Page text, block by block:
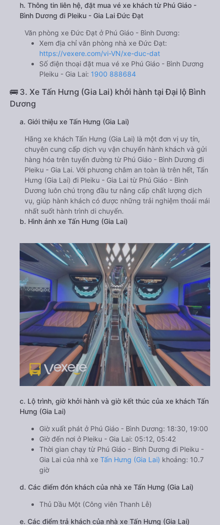
h. Thông tin liên hệ, đặt mua vé xe khách từ Phú Giáo -
Bình Dương đi Pleiku - Gia Lai Đức Đạt
Văn phòng xe Đức Đạt ở Phú Giáo - Bình Dương:
Xem địa chỉ văn phòng nhà xe Đức Đạt:
https://vexere.com/vi-VN/xe-duc-dat
Số điện thoại đặt mua vé xe Phú Giáo - Bình Dương
Pleiku - Gia Lai: 1900 888684
🚌 3. Xe Tấn Hưng (Gia Lai) khởi hành tại Đại lộ Bình
Dương
a. Giới thiệu xe Tấn Hưng (Gia Lai)
Hãng xe khách Tấn Hưng (Gia Lai) là một đơn vị uy tín,
chuyên cung cấp dịch vụ vận chuyển hành khách và gửi
hàng hóa trên tuyến đường từ Phú Giáo - Bình Dương đi
Pleiku - Gia Lai. Với phương châm an toàn là trên hết, Tấn
Hưng (Gia Lai) đi Pleiku - Gia Lai từ Phú Giáo - Bình
Dương luôn chú trọng đầu tư nâng cấp chất lượng dịch
vụ, giúp hành khách có được những trải nghiệm thoải mái
nhất suốt hành trình di chuyển.
b. Hình ảnh xe Tấn Hưng (Gia Lai)
c. Lộ trình, giờ khởi hành và giờ kết thúc của xe khách Tấn
Hưng (Gia Lai)
Giờ xuất phát ở Phú Giáo - Bình Dương: 18:30, 19:00
Giờ đến nơi ở Pleiku - Gia Lai: 05:12, 05:42
Thời gian chạy từ Phú Giáo - Bình Dương đi Pleiku -
Gia Lai của nhà xe Tấn Hưng (Gia Lai) khoảng: 10.7
giờ
d. Các điểm đón khách của nhà xe Tấn Hưng (Gia Lai)
Thủ Dầu Một (Công viên Thanh Lễ)
e. Các điểm trả khách của nhà xe Tấn Hưng (Gia Lai)